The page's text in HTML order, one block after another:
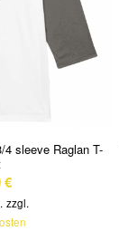
4 sleeve Raglan T-
€
zzgl.